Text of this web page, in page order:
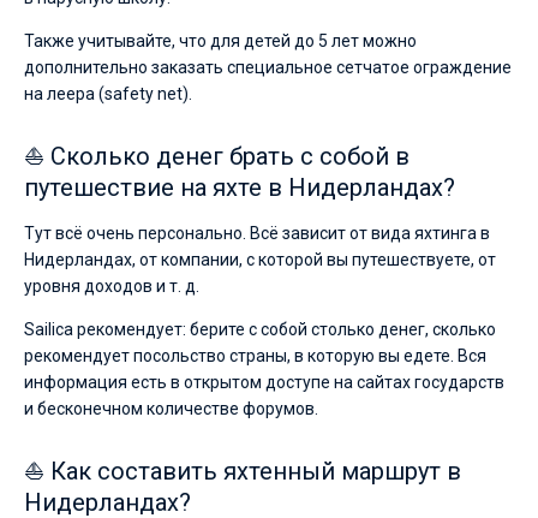
Также учитывайте, что для детей до 5 лет можно
дополнительно заказать специальное сетчатое ограждение
на леера (safety net).
⛵ Сколько денег брать с собой в
путешествие на яхте в Нидерландах?
Тут всё очень персонально. Всё зависит от вида яхтинга в
Нидерландах, от компании, с которой вы путешествуете, от
уровня доходов и т. д.
Sailica рекомендует: берите с собой столько денег, сколько
рекомендует посольство страны, в которую вы едете. Вся
информация есть в открытом доступе на сайтах государств
и бесконечном количестве форумов.
⛵ Как составить яхтенный маршрут в
Нидерландах?